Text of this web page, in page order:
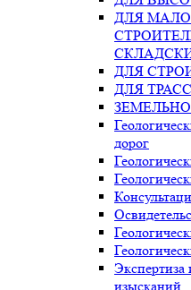
ДЛЯ
ДЛЯ
ДЛЯ
дорог
Экспертиза
изысканий